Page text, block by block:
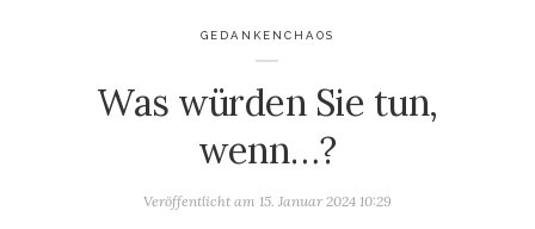
GEDANKENCHAOS
Was würden Sie tun,
wenn…?
Veröffentlicht am 15. Januar 2024 10:29